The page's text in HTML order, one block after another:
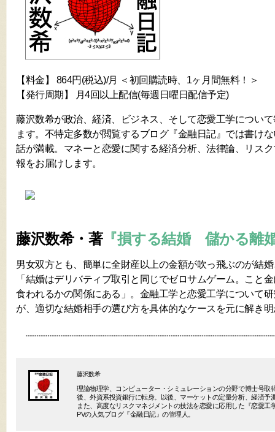
【料金】 864円(税込)/月 ＜初回購読時、1ヶ月間無料！＞
【発行周期】 月4回以上配信(毎週日曜日配信予定)
藤沢数希が政治、経済、ビジネス、そして恋愛工学につい
ます。不特定多数が閲覧するブログ『金融日記』では書け
話が満載。マネーと恋愛に関する経済分析、法律論、リス
報をお届けします。
藤沢数希・著『損する結婚 儲かる離
男女双方とも、簡単に全財産以上の金額が吹っ飛ぶのが結
「結婚はデリバティブ取引と同じでゼロサムゲーム。こと
食われるかの関係にある」。金融工学と恋愛工学について
が、適切な結婚相手の選び方を具体的なケースを元に解き
藤沢数希
理論物理学、コンピューター・シミュレーションの分野で博士号取
後、外資系投資銀行に転身。以後、マーケットの定量分析、経済予
また、高度なリスクマネジメントの技法を恋愛に応用した『恋愛工
PVの人気ブログ『金融日記』の管理人。